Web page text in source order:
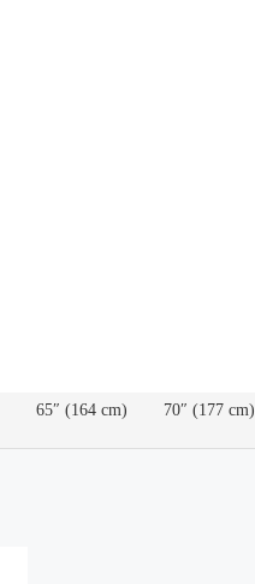
65″ (164 cm) 70″ (177 cm)